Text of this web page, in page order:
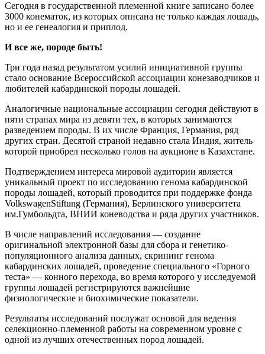
Сегодня в государственной племенной книге записано более
3000 конематок, из которых описана не только каждая лошадь,
но и ее генеалогия и приплод.
И все же, породе быть!
Три года назад результатом усилий инициативной группы
стало основание Всероссийской ассоциации конезаводчиков и
любителей кабардинской породы лошадей.
Аналогичные национальные ассоциации сегодня действуют в
пяти странах мира из девяти тех, в которых занимаются
разведением породы. В их числе Франция, Германия, ряд
других стран. Десятой страной недавно стала Индия, житель
которой приобрел несколько голов на аукционе в Казахстане.
Подтверждением интереса мировой аудитории является
уникальный проект по исследованию генома кабардинской
породы лошадей, который проводится при поддержке фонда
VolkswagenStiftung (Германия), Берлинского университета
им.Гумбольдта, ВНИИ коневодства и ряда других участников.
В числе направлений исследования — создание
оригинальной электронной базы для сбора и генетико-
популяционного анализа данных, скрининг генома
кабардинских лошадей, проведение специального «Горного
теста» — конного перехода, во время которого у исследуемой
группы лошадей регистрируются важнейшие
физиологические и биохимические показатели.
Результаты исследований послужат основой для ведения
селекционно-племенной работы на современном уровне с
одной из лучших отечественных пород лошадей.